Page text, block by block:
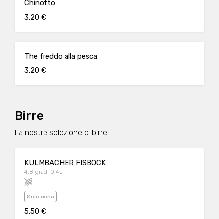
Chinotto
3.20 €
The freddo alla pesca
3.20 €
Birre
La nostre selezione di birre
KULMBACHER FISBOCK
4,8 gradi 0,4LT
Solo cena
5.50 €